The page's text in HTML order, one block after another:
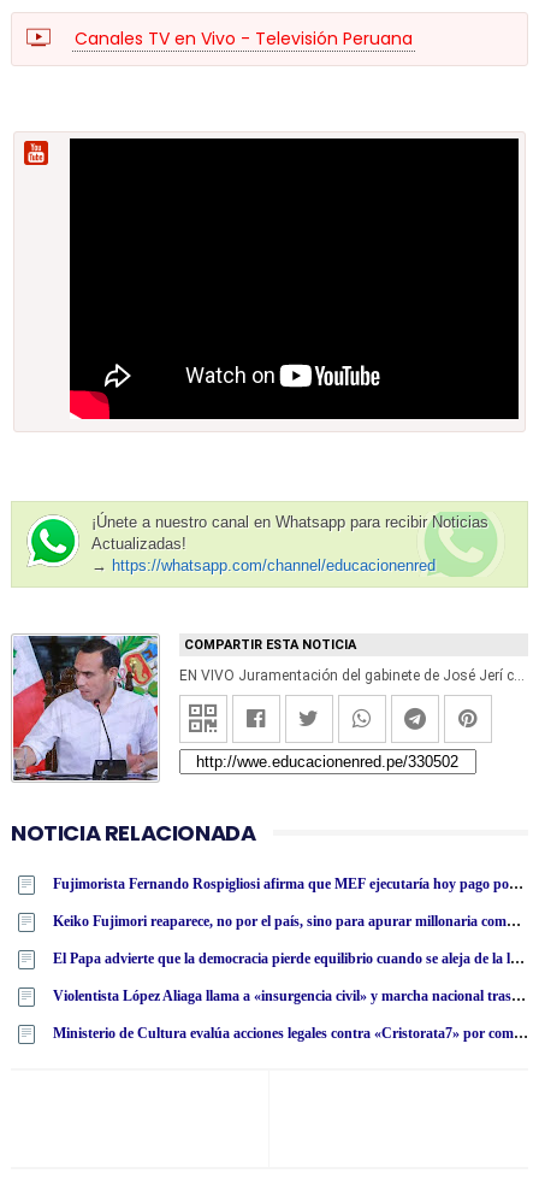
Canales TV en Vivo - Televisión Peruana
¡Únete a nuestro canal en Whatsapp para recibir Noticias
Actualizadas!
→ https://whatsapp.com/channel/educacionenred
COMPARTIR ESTA NOTICIA
EN VIVO Juramentación del gabinete de José Jerí con Ernesto Álvarez Miranda como premier. Transmisión por TV Perú Canal 7
NOTICIA RELACIONADA
Fujimorista Fernando Rospigliosi afirma que MEF ejecutaría hoy pago por compra de aviones F-16 pese a postura del Ejecutivo
Keiko Fujimori reaparece, no por el país, sino para apurar millonaria compra de aviones F16 de la década de 1970
El Papa advierte que la democracia pierde equilibrio cuando se aleja de la ley moral
Violentista López Aliaga llama a «insurgencia civil» y marcha nacional tras denunciar fraude electoral
Ministerio de Cultura evalúa acciones legales contra «Cristorata7» por comentarios racistas tras aplastante derrota de César Acuña